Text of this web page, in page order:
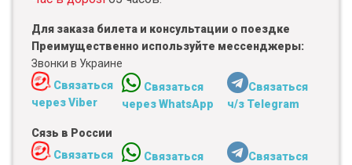
Для заказа билета и консультации о поездке
Преимущественно используйте мессенджеры:
Звонки в Украине
Связаться
через Viber
Связаться
через WhatsApp
Связаться
ч/з Telegram
Сязь в России
Связаться
Связаться
Связаться